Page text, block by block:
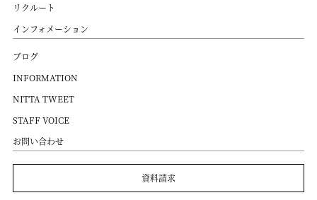
リクルート
インフォメーション
ブログ
INFORMATION
NITTA TWEET
STAFF VOICE
お問い合わせ
資料請求